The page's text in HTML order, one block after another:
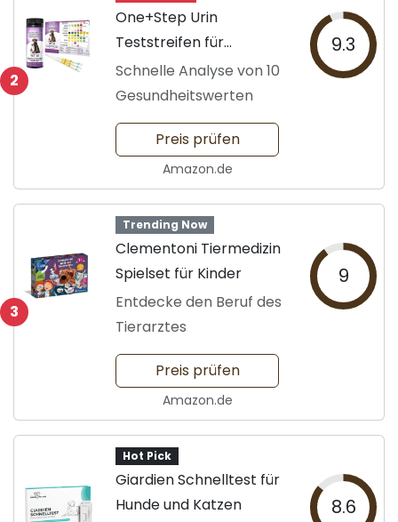
2
One+Step Urin
Teststreifen für
Haustiere
Schnelle Analyse von 10
Gesundheitswerten
9.3
Preis prüfen
Amazon.de
3
Trending Now
Clementoni Tiermedizin
Spielset für Kinder
Entdecke den Beruf des
Tierarztes
9
Preis prüfen
Amazon.de
Hot Pick
Giardien Schnelltest für
Hunde und Katzen
8.6